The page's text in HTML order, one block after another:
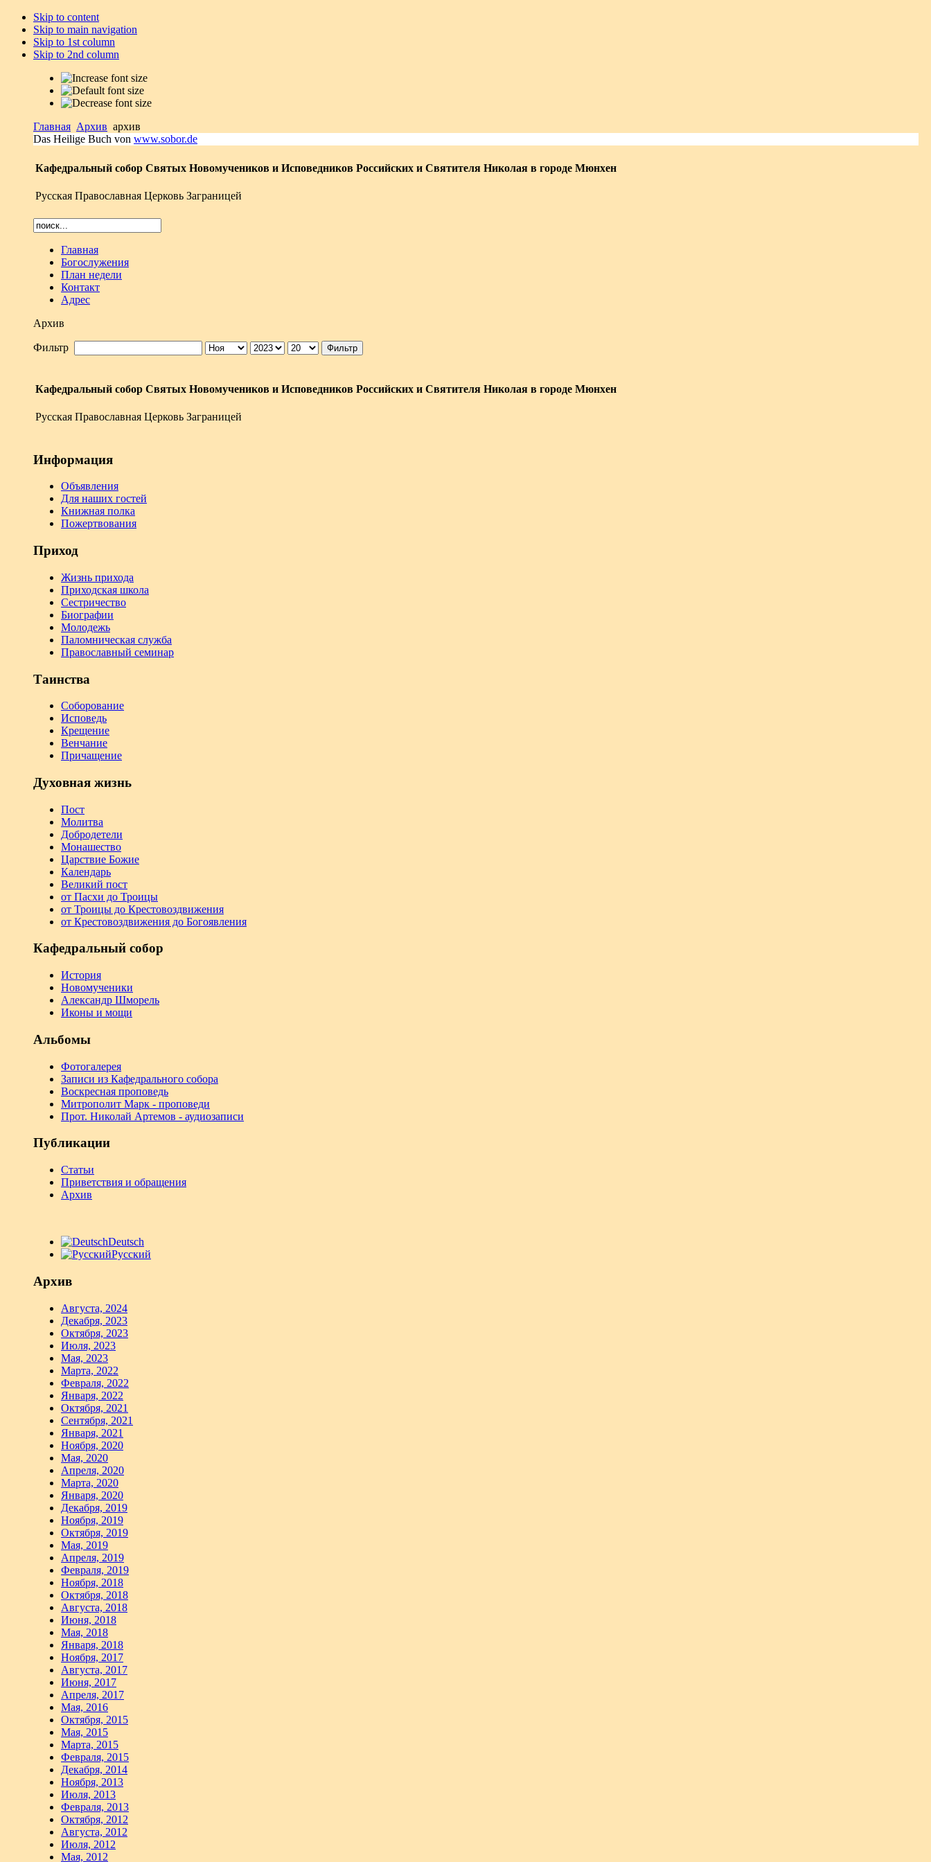
Skip to content
Skip to main navigation
Skip to 1st column
Skip to 2nd column
Главная Архив архив
Das Heilige Buch von www.sobor.de
Кафедральный собор Святых Новомучеников и Исповедников Российских и Святителя Николая в городе Мюнхен
Русская Православная Церковь Заграницей
Главная
Богослужения
План недели
Контакт
Адрес
Архив
Фильтр Фильтр
Кафедральный собор Святых Новомучеников и Исповедников Российских и Святителя Николая в городе Мюнхен
Русская Православная Церковь Заграницей
Информация
Объявления
Для наших гостей
Книжная полка
Пожертвования
Приход
Жизнь прихода
Приходская школа
Сестричество
Биографии
Молодежь
Паломническая служба
Православный семинар
Таинства
Соборование
Исповедь
Крещение
Венчание
Причащение
Духовная жизнь
Пост
Молитва
Добродетели
Монашество
Царствие Божие
Календарь
Великий пост
от Пасхи до Троицы
от Троицы до Крестовоздвижения
от Крестовоздвижения до Богоявления
Кафедральный собор
История
Новомученики
Александр Шморель
Иконы и мощи
Альбомы
Фотогалерея
Записи из Кафедрального собора
Воскресная проповедь
Митрополит Марк - проповеди
Прот. Николай Артемов - аудиозаписи
Публикации
Статьи
Приветствия и обращения
Архив
Deutsch
Русский
Архив
Августа, 2024
Декабря, 2023
Октября, 2023
Июля, 2023
Мая, 2023
Марта, 2022
Февраля, 2022
Января, 2022
Октября, 2021
Сентября, 2021
Января, 2021
Ноября, 2020
Мая, 2020
Апреля, 2020
Марта, 2020
Января, 2020
Декабря, 2019
Ноября, 2019
Октября, 2019
Мая, 2019
Апреля, 2019
Февраля, 2019
Ноября, 2018
Октября, 2018
Августа, 2018
Июня, 2018
Мая, 2018
Января, 2018
Ноября, 2017
Августа, 2017
Июня, 2017
Апреля, 2017
Мая, 2016
Октября, 2015
Мая, 2015
Марта, 2015
Февраля, 2015
Декабря, 2014
Ноября, 2013
Июля, 2013
Февраля, 2013
Октября, 2012
Августа, 2012
Июля, 2012
Мая, 2012